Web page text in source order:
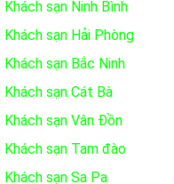
Khách sạn Ninh Bình
Khách sạn Hải Phòng
Khách sạn Bắc Ninh
Khách sạn Cát Bà
Khách sạn Vân Đồn
Khách sạn Tam đào
Khách sạn Sa Pa